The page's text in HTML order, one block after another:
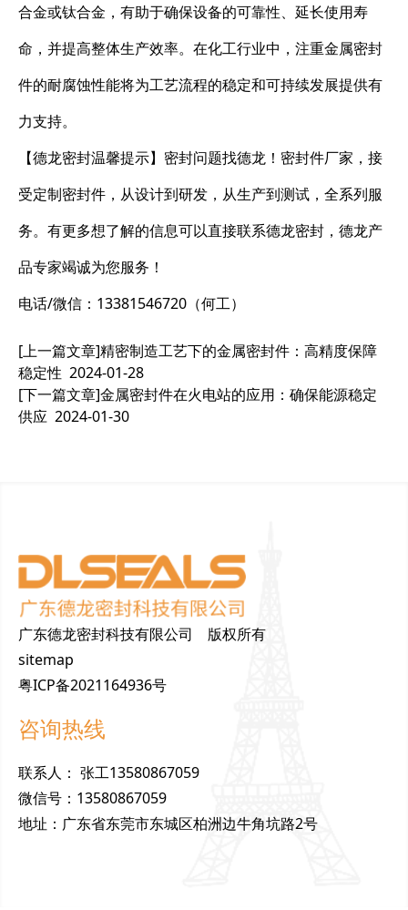
合金或钛合金，有助于确保设备的可靠性、延长使用寿
命，并提高整体生产效率。在化工行业中，注重金属密封
件的耐腐蚀性能将为工艺流程的稳定和可持续发展提供有
力支持。
【德龙密封温馨提示】密封问题找德龙！密封件厂家，接
受定制密封件，从设计到研发，从生产到测试，全系列服
务。有更多想了解的信息可以直接联系德龙密封，德龙产
品专家竭诚为您服务！
电话/微信：13381546720（何工）
[上一篇文章]精密制造工艺下的金属密封件：高精度保障
稳定性 2024-01-28
[下一篇文章]金属密封件在火电站的应用：确保能源稳定
供应 2024-01-30
广东德龙密封科技有限公司 版权所有
sitemap
粤ICP备2021164936号
咨询热线
联系人 ： 张工13580867059
微信号 ： 13580867059
地址 ： 广东省东莞市东城区柏洲边牛角坑路2号